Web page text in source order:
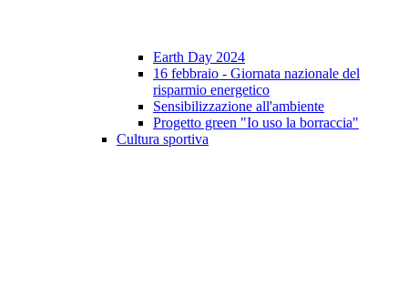
Earth Day 2024
16 febbraio - Giornata nazionale del
risparmio energetico
Sensibilizzazione all'ambiente
Progetto green "Io uso la borraccia"
Cultura sportiva